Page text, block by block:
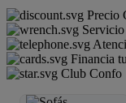
Precio
Financia
Club Confo